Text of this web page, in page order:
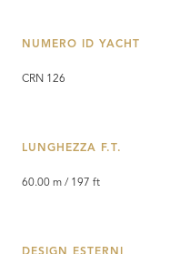
NUMERO ID YACHT
CRN 126
LUNGHEZZA F.T.
60.00 m / 197 ft